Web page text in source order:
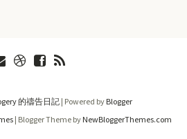
的禱告日記| Powered by Blogger
| Blogger Theme by NewBloggerThemes.com